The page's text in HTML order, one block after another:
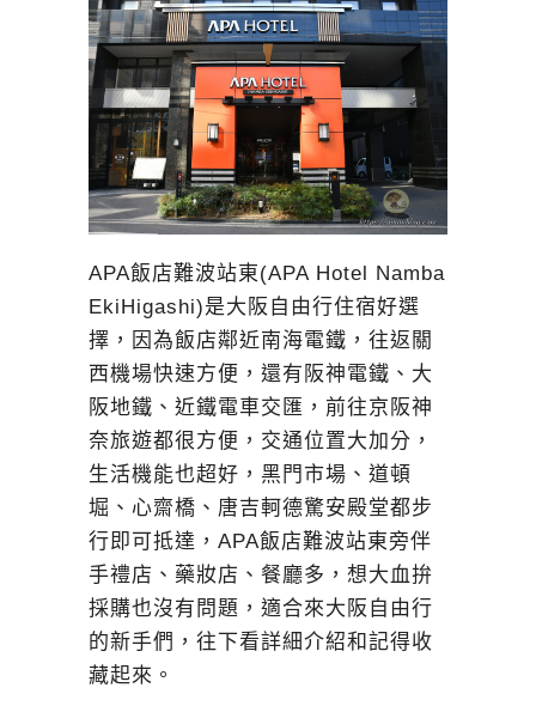
APA飯店難波站東(APA Hotel Namba
EkiHigashi)是大阪自由行住宿好選
擇，因為飯店鄰近南海電鐵，往返關
西機場快速方便，還有阪神電鐵、大
阪地鐵、近鐵電車交匯，前往京阪神
奈旅遊都很方便，交通位置大加分，
生活機能也超好，黑門市場、道頓
堀、心齋橋、唐吉軻德驚安殿堂都步
行即可抵達，APA飯店難波站東旁伴
手禮店、藥妝店、餐廳多，想大血拚
採購也沒有問題，適合來大阪自由行
的新手們，往下看詳細介紹和記得收
藏起來。